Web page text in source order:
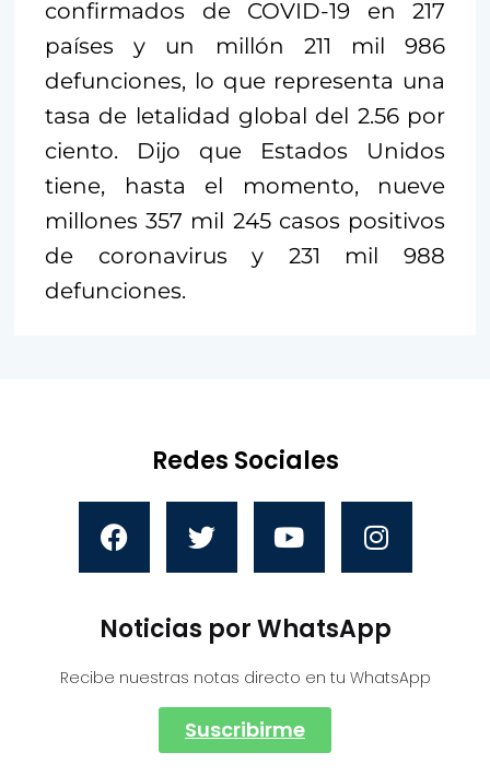
confirmados de COVID-19 en 217
países y un millón 211 mil 986
defunciones, lo que representa una
tasa de letalidad global del 2.56 por
ciento. Dijo que Estados Unidos
tiene, hasta el momento, nueve
millones 357 mil 245 casos positivos
de coronavirus y 231 mil 988
defunciones.
Redes Sociales
Noticias por WhatsApp
Recibe nuestras notas directo en tu WhatsApp
Suscribirme